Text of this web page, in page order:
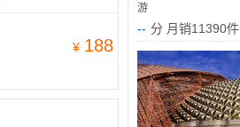
¥ 188
游
-- 分 月销11390件